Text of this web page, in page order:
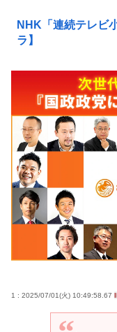
NHK「連続テレビ
ラ】
1 : 2025/07/01(火) 10:49:58.67